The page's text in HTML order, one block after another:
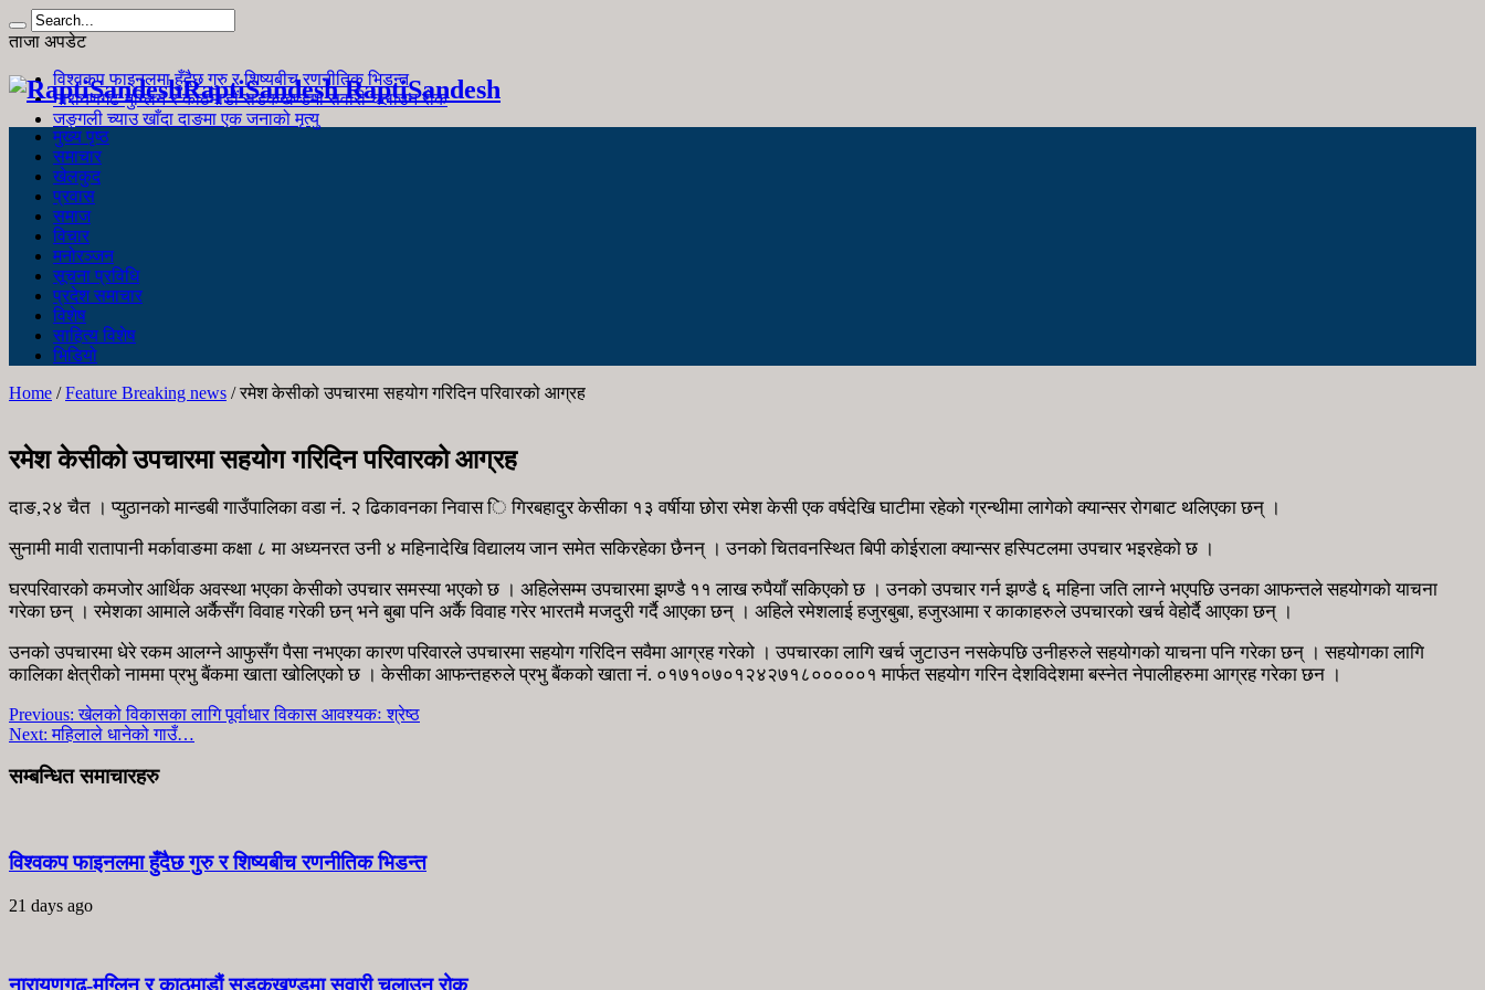
ताजा अपडेट
विश्वकप फाइनलमा हुँदैछ गुरु र शिष्यबीच रणनीतिक भिडन्त
नारायणगढ-मुग्लिन र काठमाडौं सडकखण्डमा सवारी चलाउन रोक
जङ्गली च्याउ खाँदा दाङमा एक जनाको मृत्यु
RaptiSandesh RaptiSandesh
मुख्य पृष्ठ
समाचार
खेलकुद
प्रवास
समाज
विचार
मनोरञ्जन
सूचना प्रविधि
प्रदेश समाचार
विशेष
साहित्य विशेष
भिडियो
Home /Feature Breaking news /रमेश केसीको उपचारमा सहयोग गरिदिन परिवारको आग्रह
रमेश केसीको उपचारमा सहयोग गरिदिन परिवारको आग्रह
दाङ,२४ चैत । प्युठानको मान्डबी गाउँपालिका वडा नंं. २ ढिकावनका निवास ि गिरबहादुर केसीका १३ वर्षीया छोरा रमेश केसी एक वर्षदेखि घाटीमा रहेको ग्रन्थीमा लागेको क्यान्सर रोगबाट थलिएका छन् ।
सुनामी मावी रातापानी मर्कावाङमा कक्षा ८ मा अध्यनरत उनी ४ महिनादेखि विद्यालय जान समेत सकिरहेका छैनन् । उनको चितवनस्थित बिपी कोईराला क्यान्सर हस्पिटलमा उपचार भइरहेको छ ।
घरपरिवारको कमजोर आर्थिक अवस्था भएका केसीको उपचार समस्या भएको छ । अहिलेसम्म उपचारमा झण्डै ११ लाख रुपैयाँ सकिएको छ । उनको उपचार गर्न झण्डै ६ महिना जति लाग्ने भएपछि उनका आफन्तले सहयोगको याचना
गरेका छन् । रमेशका आमाले अर्कैसँग विवाह गरेकी छन् भने बुबा पनि अर्कै विवाह गरेर भारतमै मजदुरी गर्दै आएका छन् । अहिले रमेशलाई हजुरबुबा, हजुरआमा र काकाहरुले उपचारको खर्च वेहोर्दै आएका छन् ।
उनको उपचारमा धेरे रकम आलग्ने आफुसँग पैसा नभएका कारण परिवारले उपचारमा सहयोग गरिदिन सवैमा आग्रह गरेको । उपचारका लागि खर्च जुटाउन नसकेपछि उनीहरुले सहयोगको याचना पनि गरेका छन् । सहयोगका लागि
कालिका क्षेत्रीको नाममा प्रभु बैंकमा खाता खोलिएको छ । केसीका आफन्तहरुले प्रभु बैंकको खाता नं. ०१७१०७०१२४२७१८०००००१ मार्फत सहयोग गरिन देशविदेशमा बस्नेत नेपालीहरुमा आग्रह गरेका छन ।
Previous: खेलको विकासका लागि पूर्वाधार विकास आवश्यकः श्रेष्ठ
Next: महिलाले धानेको गाउँ…
सम्बन्धित समाचारहरु
विश्वकप फाइनलमा हुँदैछ गुरु र शिष्यबीच रणनीतिक भिडन्त
21 days ago
नारायणगढ-मुग्लिन र काठमाडौं सडकखण्डमा सवारी चलाउन रोक